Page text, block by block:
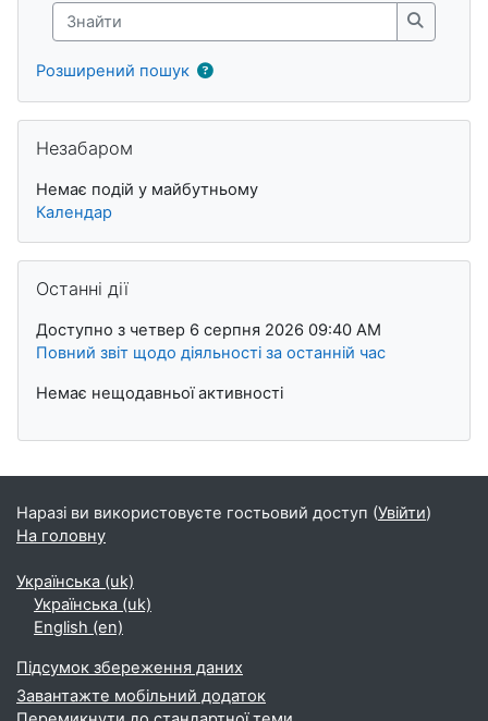
Знайти
Знайти
Розширений пошук
Незабаром
Немає подій у майбутньому
Календар
Останні дії
Доступно з четвер 6 серпня 2026 09:40 AM
Повний звіт щодо діяльності за останній час
Немає нещодавньої активності
Наразі ви використовуєте гостьовий доступ (Увійти)
На головну
Українська ‎(uk)‎
Українська ‎(uk)‎
English ‎(en)‎
Підсумок збереження даних
Завантажте мобільний додаток